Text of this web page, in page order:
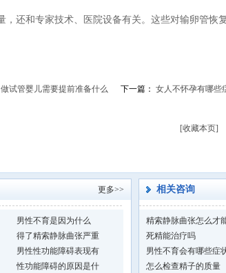
还和专家技术、医院设备有关。这些对输卵管恢复
做试管婴儿需要提前准备什么 下一篇： 女人不怀孕有哪些
[收藏本页]
更多>>
男性不育是因为什么
得了精索静脉曲张严重
男性性功能障碍表现有
性功能障碍的原因是什
相关咨询
精索静脉曲张怎么才
死精能治疗吗
男性不育会有哪些症
怎么检查精子的质量